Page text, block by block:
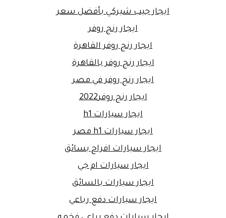
ايجار جيب شيركي بأفضل سعر
ايجار رنج روفر
ايجار رنج روفر القاهرة
ايجار رنج روفر بالقاهرة
ايجار رنج روفر في مصر
ايجار رنج روفر2022
ايجار سيارات h1
ايجار سيارات h1 مصر
ايجار سيارات افراح بسائق
ايجار سيارات ام جي
ايجار سيارات بالسائق
ايجار سيارات دفع رباعي